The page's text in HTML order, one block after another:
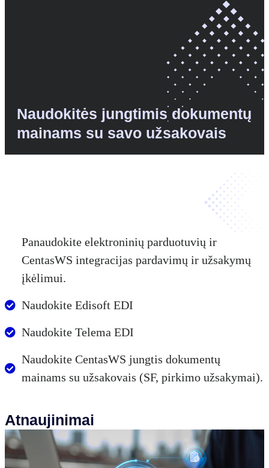
Naudokitės jungtimis dokumentų
mainams su savo užsakovais
Panaudokite elektroninių parduotuvių ir
CentasWS integracijas pardavimų ir užsakymų
įkėlimui.
Naudokite Edisoft EDI
Naudokite Telema EDI
Naudokite CentasWS jungtis dokumentų
mainams su užsakovais (SF, pirkimo užsakymai).
Atnaujinimai